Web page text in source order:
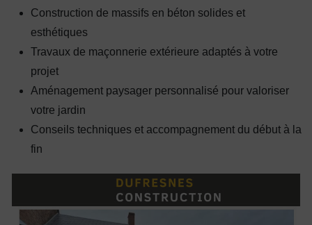
Construction de massifs en béton solides et
esthétiques
Travaux de maçonnerie extérieure adaptés à votre
projet
Aménagement paysager personnalisé pour valoriser
votre jardin
Conseils techniques et accompagnement du début à la
fin